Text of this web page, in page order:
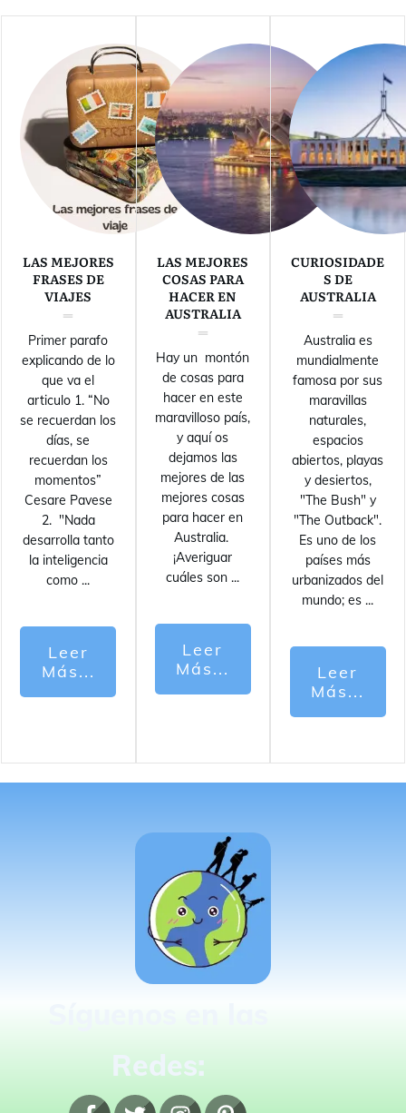
LAS MEJORES
FRASES DE
VIAJES
Primer parafo
explicando de lo
que va el
articulo 1. “No
se recuerdan los
días, se
recuerdan los
momentos”
Cesare Pavese
2. "Nada
desarrolla tanto
la inteligencia
como ...
Leer
Más...
LAS MEJORES
COSAS PARA
HACER EN
AUSTRALIA
Hay un montón
de cosas para
hacer en este
maravilloso país,
y aquí os
dejamos las
mejores de las
mejores cosas
para hacer en
Australia.
¡Averiguar
cuáles son ...
Leer
Más...
CURIOSIDADE
S DE
AUSTRALIA
Australia es
mundialmente
famosa por sus
maravillas
naturales,
espacios
abiertos, playas
y desiertos,
"The Bush" y
"The Outback".
Es uno de los
países más
urbanizados del
mundo; es ...
Leer
Más...
Redes: